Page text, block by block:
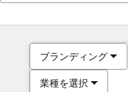
ブランディング
業種を選択